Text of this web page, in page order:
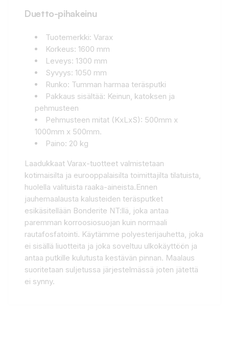
Duetto-pihakeinu
Tuotemerkki: Varax
Korkeus: 1600 mm
Leveys: 1300 mm
Syvyys: 1050 mm
Runko: Tumman harmaa teräsputki
Pakkaus sisältää: Keinun, katoksen ja
pehmusteen
Pehmusteen mitat (KxLxS): 500mm x
1000mm x 500mm.
Paino: 20 kg
Laadukkaat Varax-tuotteet valmistetaan
kotimaisilta ja eurooppalaisilta toimittajilta tilatuista,
huolella valituista raaka-aineista.Ennen
jauhemaalausta kalusteiden teräsputket
esikäsitellään Bonderite NT:llä, joka antaa
paremman korroosiosuojan kuin normaali
rautafosfatointi. Käytämme polyesterijauhetta, joka
ei sisällä liuotteita ja joka soveltuu ulkokäyttöön ja
antaa putkille kulutusta kestävän pinnan. Maalaus
suoritetaan suljetussa järjestelmässä joten jätettä
ei synny.